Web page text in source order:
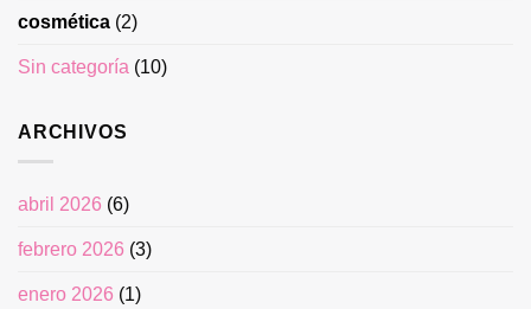
cosmética (2)
Sin categoría (10)
ARCHIVOS
abril 2026 (6)
febrero 2026 (3)
enero 2026 (1)